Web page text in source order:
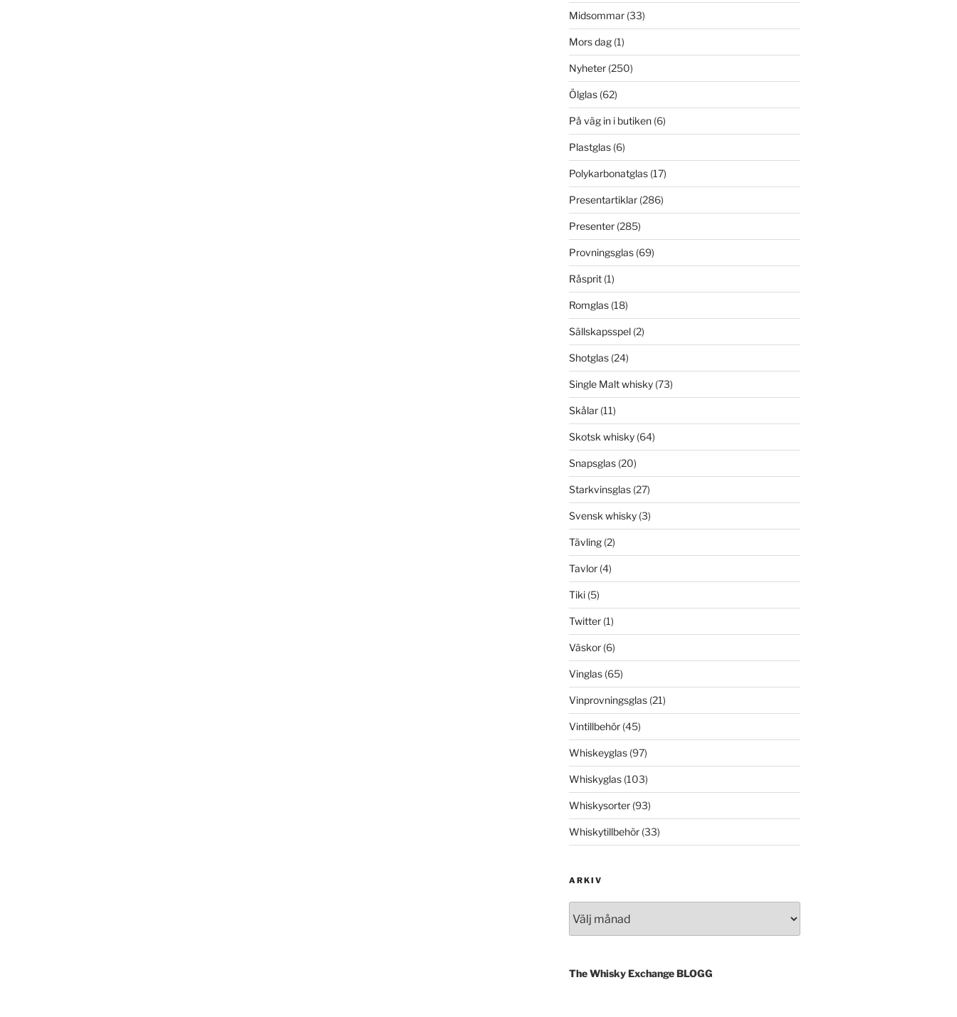
Midsommar(33)
Mors dag(1)
Nyheter(250)
Ölglas(62)
På väg in i butiken(6)
Plastglas(6)
Polykarbonatglas(17)
Presentartiklar(286)
Presenter(285)
Provningsglas(69)
Råsprit(1)
Romglas(18)
Sällskapsspel(2)
Shotglas(24)
Single Malt whisky(73)
Skålar(11)
Skotsk whisky(64)
Snapsglas(20)
Starkvinsglas(27)
Svensk whisky(3)
Tävling(2)
Tavlor(4)
Tiki(5)
Twitter(1)
Väskor(6)
Vinglas(65)
Vinprovningsglas(21)
Vintillbehör(45)
Whiskeyglas(97)
Whiskyglas(103)
Whiskysorter(93)
Whiskytillbehör(33)
ARKIV
The Whisky Exchange BLOGG